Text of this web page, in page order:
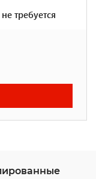
требуется